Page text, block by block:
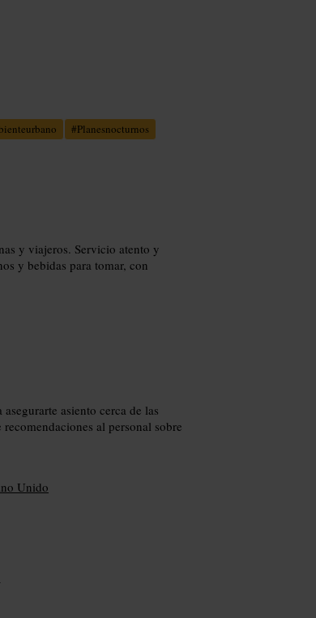
#Planesnocturnos
y viajeros. Servicio atento y
y bebidas para tomar, con
asiento cerca de las
al personal sobre
Unido